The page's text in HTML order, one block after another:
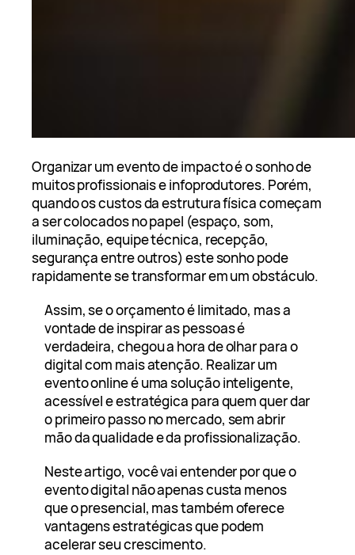
Organizar um evento de impacto é o sonho de
muitos profissionais e infoprodutores. Porém,
quando os custos da estrutura física começam
a ser colocados no papel (espaço, som,
iluminação, equipe técnica, recepção,
segurança entre outros) este sonho pode
rapidamente se transformar em um obstáculo.
Assim, se o orçamento é limitado, mas a
vontade de inspirar as pessoas é
verdadeira, chegou a hora de olhar para o
digital com mais atenção. Realizar um
evento online é uma solução inteligente,
acessível e estratégica para quem quer dar
o primeiro passo no mercado, sem abrir
mão da qualidade e da profissionalização.
Neste artigo, você vai entender por que o
evento digital não apenas custa menos
que o presencial, mas também oferece
vantagens estratégicas que podem
acelerar seu crescimento.